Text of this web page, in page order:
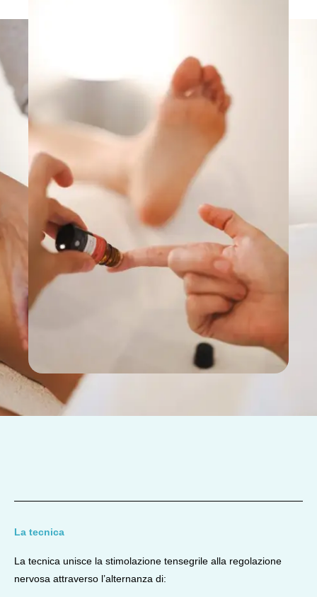
La tecnica
La tecnica unisce la stimolazione tensegrile alla regolazione
nervosa attraverso l’alternanza di: